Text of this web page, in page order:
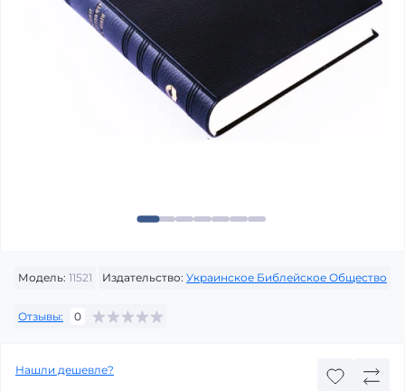
Модель: 11521 Издательство: Украинское Библейское Общество
Отзывы: 0
Нашли дешевле?